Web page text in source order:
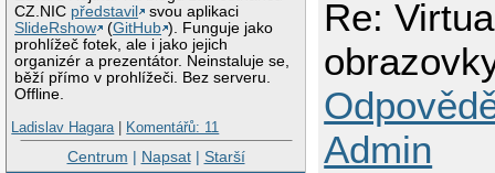
CZ.NIC představil
svou aplikaci
SlideRshow
(GitHub ). Funguje jako
prohlížeč fotek, ale i jako jejich
organizér a prezentátor. Neinstaluje se,
běží přímo v prohlížeči. Bez serveru.
Offline.
Ladislav Hagara| Komentářů: 11
Centrum | Napsat| Starší
Re:
Admin